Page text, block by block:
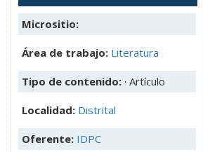
Micrositio:
Área de trabajo: Literatura
Tipo de contenido: · Artículo
Localidad: Distrital
Oferente: IDPC